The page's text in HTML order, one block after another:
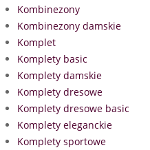
Kombinezony
Kombinezony damskie
Komplet
Komplety basic
Komplety damskie
Komplety dresowe
Komplety dresowe basic
Komplety eleganckie
Komplety sportowe